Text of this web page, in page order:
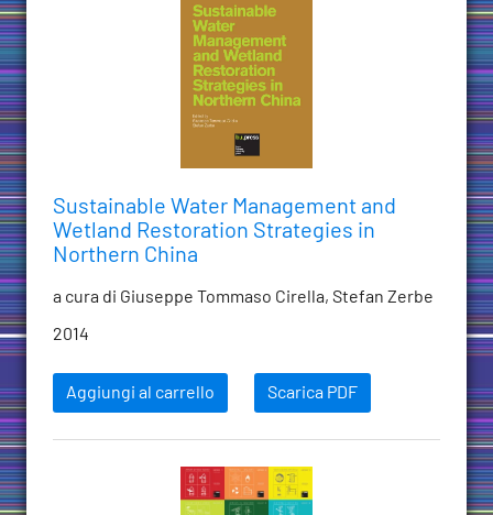
Sustainable Water Management and
Wetland Restoration Strategies in
Northern China
a cura di Giuseppe Tommaso Cirella, Stefan Zerbe
2014
Aggiungi al carrello Scarica PDF